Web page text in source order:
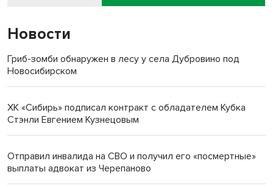
Новости
Гриб-зомби обнаружен в лесу у села Дубровино под
Новосибирском
ХК «Сибирь» подписал контракт с обладателем Кубка
Стэнли Евгением Кузнецовым
Отправил инвалида на СВО и получил его «посмертные»
выплаты адвокат из Черепаново